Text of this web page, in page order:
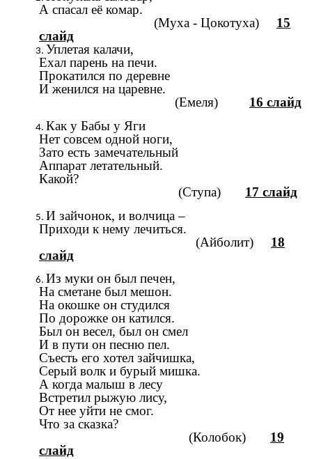
А спасал её комар.
(Муха - Цокотуха) 15
слайд
Уплетая калачи,
Ехал парень на печи.
Прокатился по деревне
И женился на царевне.
(Емеля) 16 слайд
Как у Бабы у Яги
Нет совсем одной ноги,
Зато есть замечательный
Аппарат летательный.
Какой?
(Ступа) 17 слайд
И зайчонок, и волчица –
Приходи к нему лечиться.
(Айболит) 18
слайд
Из муки он был печен,
На сметане был мешон.
На окошке он студился
По дорожке он катился.
Был он весел, был он смел
И в пути он песню пел.
Съесть его хотел зайчишка,
Серый волк и бурый мишка.
А когда малыш в лесу
Встретил рыжую лису,
От нее уйти не смог.
Что за сказка?
(Колобок) 19
слайд